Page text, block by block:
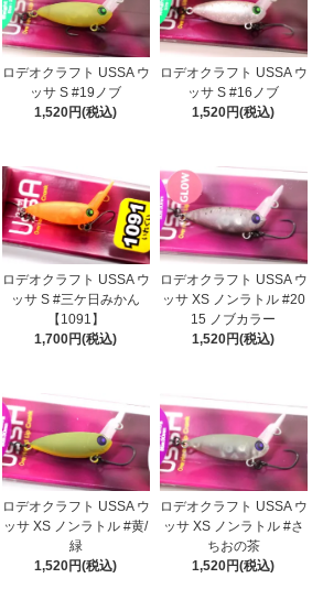
ロデオクラフト USSA ウ
ッサ S #19ノブ
1,520円(税込)
ロデオクラフト USSA ウ
ッサ S #16ノブ
1,520円(税込)
ロデオクラフト USSA ウ
ッサ S #三ケ日みかん
【1091】
1,700円(税込)
ロデオクラフト USSA ウ
ッサ XS ノンラトル #20
15 ノブカラー
1,520円(税込)
ロデオクラフト USSA ウ
ッサ XS ノンラトル #黄/
緑
1,520円(税込)
ロデオクラフト USSA ウ
ッサ XS ノンラトル #さ
ちおの茶
1,520円(税込)